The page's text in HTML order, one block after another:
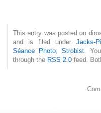
This entry was posted on
and is filed under Jacks-
Séance Photo, Strobist.
through the RSS 2.0 feed.